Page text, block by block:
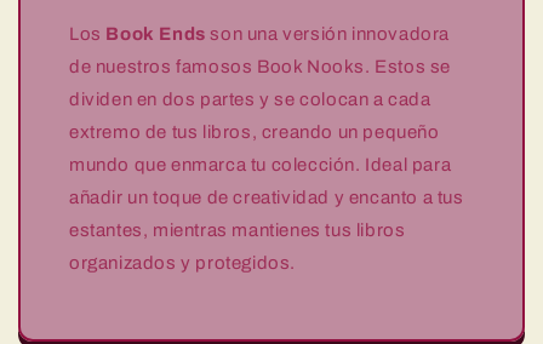
Los Book Ends son una versión innovadora
de nuestros famosos Book Nooks. Estos se
dividen en dos partes y se colocan a cada
extremo de tus libros, creando un pequeño
mundo que enmarca tu colección. Ideal para
añadir un toque de creatividad y encanto a tus
estantes, mientras mantienes tus libros
organizados y protegidos.